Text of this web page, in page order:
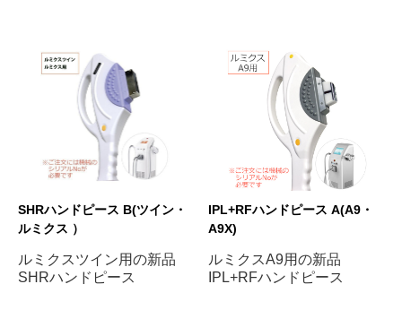
SHRハンドピース B(ツイン・
ルミクス ）
ルミクスツイン用の新品
SHRハンドピース
IPL+RFハンドピース A(A9・
A9X)
ルミクスA9用の新品
IPL+RFハンドピース